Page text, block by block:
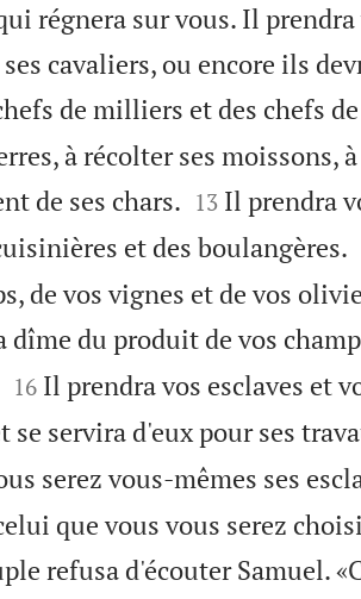
régnera sur vous. Il
cavaliers, ou encore ils
de milliers et des chefs
à récolter ses moissons,
de ses chars.
13 Il prendra
et des boulangères.
de vos vignes et de vos
dîme du produit de vos

16 Il prendra vos esclaves et
servira d'eux pour ses
serez vous-mêmes ses
que vous vous serez
refusa d'écouter Samuel.